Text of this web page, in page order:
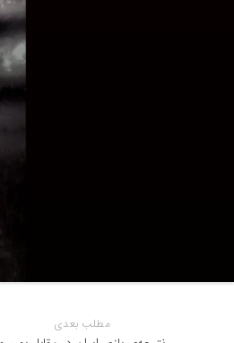
مطلب بعدی